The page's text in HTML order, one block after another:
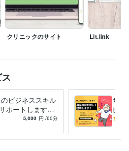
経験年数 : 5年
イナー 経験年数 : 5年
ー
経験年数 : 5年
イン総合1位／1万4700件中
東京セミナー
り ランサーズ　2023年度 パッケージ
ーズ　2024年度 パッケージ売上ランキ
年度 報酬ランキング県3位
クリニックのサイト Lit.link
ビジネススキル
ポートします
きたい！サポー
5,000 円 /60分
ちょ
ビデ
ちょ